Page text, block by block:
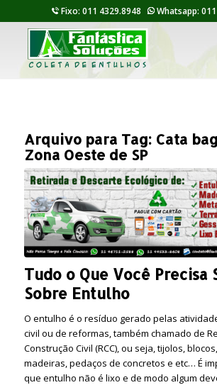
Fixo: 011 4329.8948 Whatsapp:
Arquivo para Tag: Cata
Zona Oeste de SP
Tudo o Que Você Precisa
Sobre Entulho
O entulho é o resíduo gerado pelas
civil ou de reformas, também chamado de
Construção Civil (RCC), ou seja, tijolos,
madeiras, pedaços de concretos e etc… É
que entulho não é lixo e de modo algum